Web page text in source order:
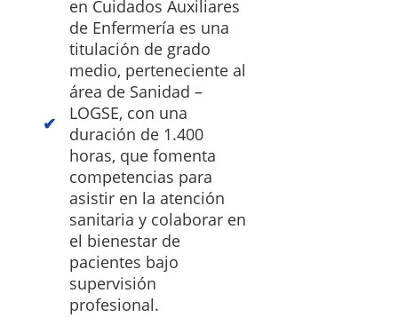
en Cuidados Auxiliares
de Enfermería es una
titulación de grado
medio, perteneciente al
área de Sanidad –
LOGSE, con una
duración de 1.400
horas, que fomenta
competencias para
asistir en la atención
sanitaria y colaborar en
el bienestar de
pacientes bajo
supervisión
profesional.